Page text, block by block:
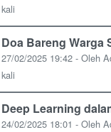
kali
Doa Bareng Warga
27/02/2025 19:42 - Oleh
kali
Deep Learning
24/02/2025 18:01 - Oleh